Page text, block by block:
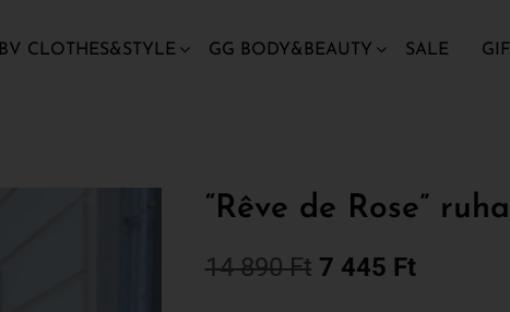
BV CLOTHES&STYLE GG BODY&BEAUTY SALE
“Rêve de Rose”
14 890Ft 7 445 Ft